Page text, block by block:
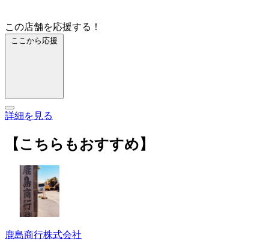
この店舗を応援する！
ここから応援
詳細を見る
【こちらもおすすめ】
鹿島商行株式会社